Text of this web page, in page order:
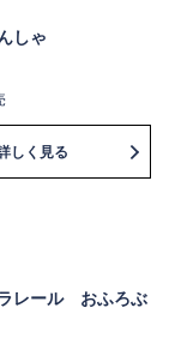
しゃ
しく見る
レール おふろぶ